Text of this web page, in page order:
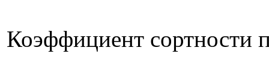
Коэффициент сортности